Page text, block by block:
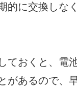
的に交換しな
ておくと、電
があるので、